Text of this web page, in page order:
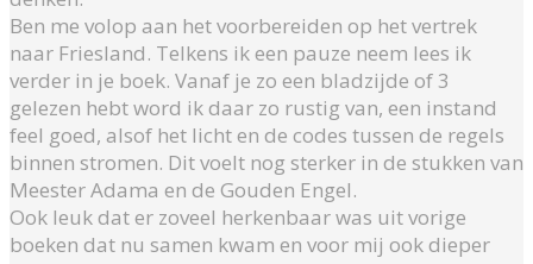
Ben me volop aan het voorbereiden op het vertrek
naar Friesland. Telkens ik een pauze neem lees ik
verder in je boek. Vanaf je zo een bladzijde of 3
gelezen hebt word ik daar zo rustig van, een instand
feel goed, alsof het licht en de codes tussen de regels
binnen stromen. Dit voelt nog sterker in de stukken van
Meester Adama en de Gouden Engel.
Ook leuk dat er zoveel herkenbaar was uit vorige
boeken dat nu samen kwam en voor mij ook dieper